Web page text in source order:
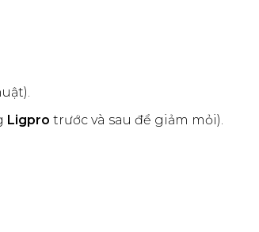
Ligpro trước và sau để giảm mỏi).